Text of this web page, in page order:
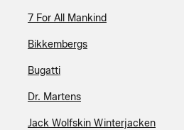
7 For All Mankind
Bikkembergs
Bugatti
Dr. Martens
Jack Wolfskin Winterjacken